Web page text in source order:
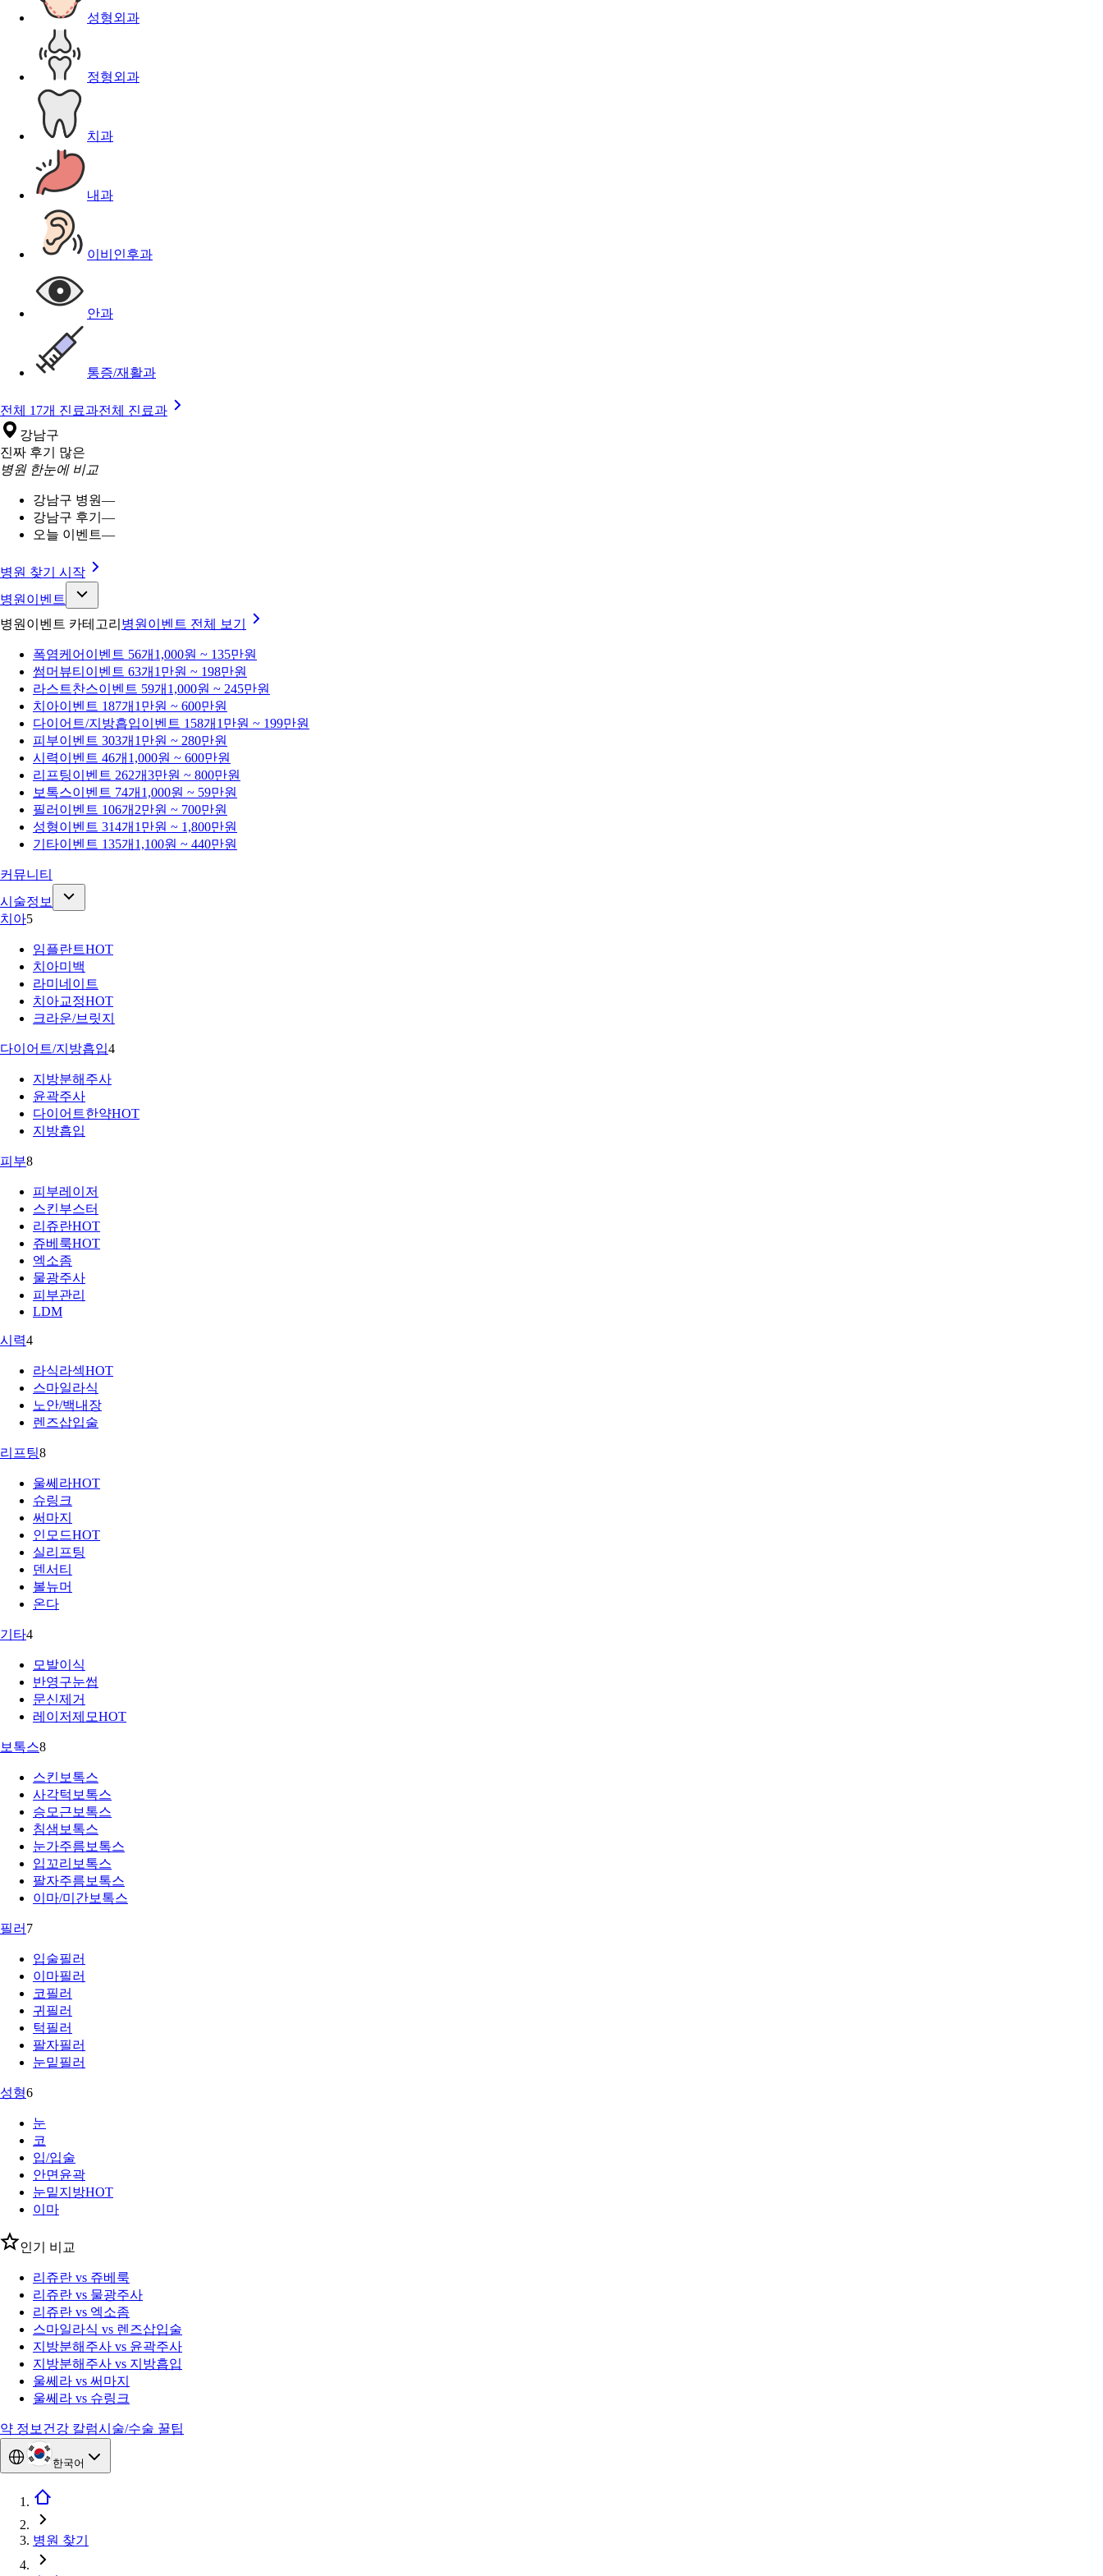
성형외과
정형외과
치과
내과
이비인후과
안과
통증/재활과
전체 17개 진료과전체 진료과
강남구
진짜 후기 많은
병원 한눈에 비교
강남구 병원—
강남구 후기 —
오늘 이벤트—
병원 찾기 시작
병원이벤트
병원이벤트 카테고리 병원이벤트 전체 보기
폭염케어 이벤트 56개 1,000원 ~ 135만원
썸머뷰티 이벤트 63개 1만원 ~ 198만원
라스트찬스이벤트 59개 1,000원 ~ 245만원
치아이벤트 187개 1만원 ~ 600만원
다이어트/지방흡입이벤트 158개 1만원 ~ 199만원
피부이벤트 303개 1만원 ~ 280만원
시력이벤트 46개 1,000원 ~ 600만원
리프팅이벤트 262개3만원 ~ 800만원
보톡스이벤트 74개 1,000원 ~ 59만원
필러 이벤트 106개 2만원 ~ 700만원
성형이벤트 314개 1만원 ~ 1,800만원
기타이벤트 135개 1,100원 ~ 440만원
커뮤니티
시술정보
치아5
임플란트HOT
치아미백
라미네이트
치아교정HOT
크라운/브릿지
다이어트/지방흡입4
지방분해주사
윤곽주사
다이어트한약HOT
지방흡입
피부8
피부레이저
스킨부스터
리쥬란HOT
쥬베룩HOT
엑소좀
물광주사
피부관리
LDM
시력4
라식라섹HOT
스마일라식
노안/백내장
렌즈삽입술
리프팅8
울쎄라HOT
슈링크
써마지
인모드HOT
실리프팅
덴서티
볼뉴머
온다
기타4
모발이식
반영구눈썹
문신제거
레이저제모HOT
보톡스8
스킨보톡스
사각턱보톡스
승모근보톡스
침샘보톡스
눈가주름보톡스
입꼬리보톡스
팔자주름보톡스
이마/미간보톡스
필러 7
입술필러
이마필러
코필러
귀필러
턱필러
팔자필러
눈밑필러
성형6
눈
코
입/입술
안면윤곽
눈밑지방HOT
이마
인기 비교
리쥬란 vs 쥬베룩
리쥬란 vs 물광주사
리쥬란 vs 엑소좀
스마일라식 vs 렌즈삽입술
지방분해주사 vs 윤곽주사
지방분해주사 vs 지방흡입
울쎄라 vs 써마지
울쎄라 vs 슈링크
약 정보 건강 칼럼시술/수술 꿀팁
한국어
병원 찾기